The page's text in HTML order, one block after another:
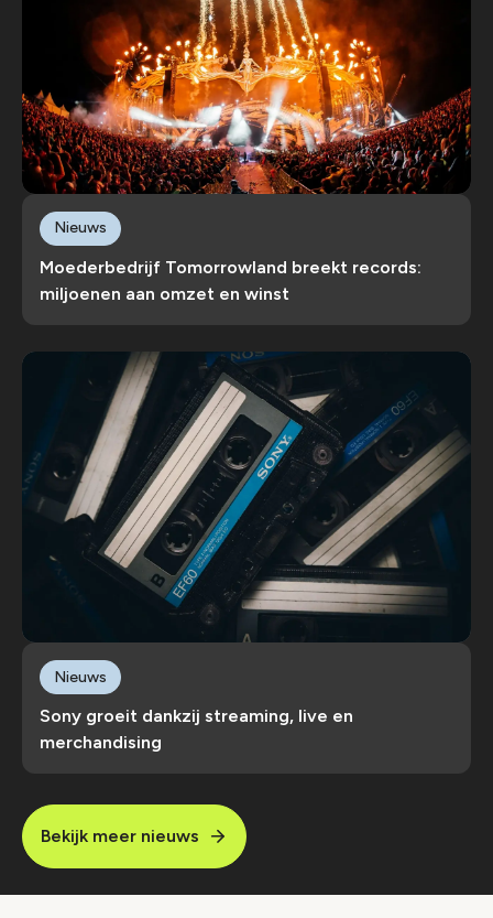
Moederbedrijf Tomorrowland breekt records:
miljoenen aan omzet en winst
Nieuws
Sony groeit dankzij streaming, live en
merchandising
Nieuws
Bekijk meer nieuws